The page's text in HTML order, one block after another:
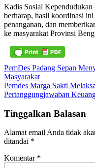
Kadis Sosial
berharap, hasil koordinasi
penanganan, dan
ke masyarakat Provinsi
Navigasi
pos
PemDes Padang Sepan
Masyarakat
Pemdes Marga Sakti
Pertanggungjawaban
Tinggalkan Balasan
Alamat email Anda tidak
ditandai *
Komentar *